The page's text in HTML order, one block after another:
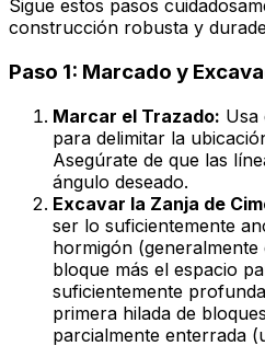
Sigue estos pasos
construcción robusta y
Paso 1: Marcado y
Marcar el Trazado: Usa
para delimitar la
Asegúrate de que las
ángulo deseado.
Excavar la Zanja de
ser lo suficientemente
hormigón
bloque más el espacio
suficientemente
primera hilada de
parcialmente enterrada